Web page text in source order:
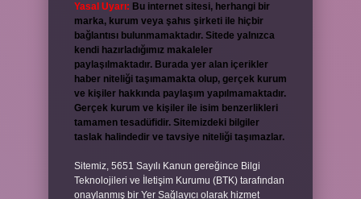
Yasal Uyarı: Bu internet sitesi, herhangi bir
marka, kurum veya şahıs şirketi ile hiçbir
bağlantısı bulunmamaktadır. Sitede yalnızca
kendi hazırladığımız makaleler
paylaşılmaktadır. Burada yer alan içerikler
haber niteliği taşımamakta olup, gerçek kurum
ve kişiler hakkında paylaşım yapılmamaktadır.
Gerçek kurum ve kişiler ile isim benzerlikleri
tamamen tesadüfidir. Sitemizdeki bilgiler
taslak halindedir ve tavsiye niteliği taşımazlar.
Sitemiz, 5651 Sayılı Kanun gereğince Bilgi
Teknolojileri ve İletişim Kurumu (BTK) tarafından
onaylanmış bir Yer Sağlayıcı olarak hizmet